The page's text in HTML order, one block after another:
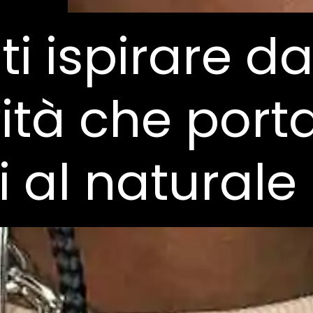
ispirare
che
al naturale
ispirare
che
al naturale